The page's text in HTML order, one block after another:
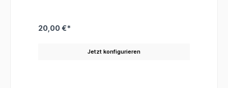
diesem Anlass eine Jubiläumsfeier. Nicht nur mit
einer festlichen Prozession wurden die
den Zestörungen des Krieges litten, ain Anlass zu
20,00 €*
Jetzt konfigurieren